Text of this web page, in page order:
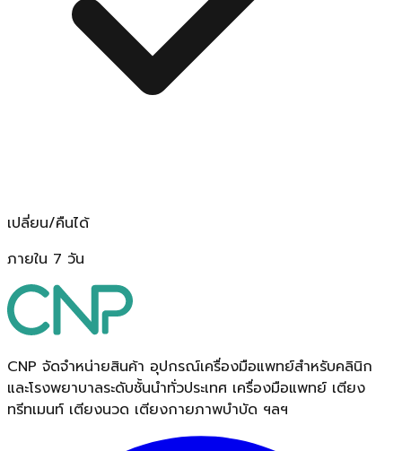
เปลี่ยน/คืนได้
ภายใน 7 วัน
CNP จัดจำหน่ายสินค้า อุปกรณ์เครื่องมือแพทย์สำหรับคลินิก
และโรงพยาบาลระดับชั้นนำทั่วประเทศ เครื่องมือแพทย์ เตียง
ทรีทเมนท์ เตียงนวด เตียงกายภาพบำบัด ฯลฯ